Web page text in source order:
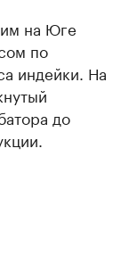
на Юге
по
индейки. На
до